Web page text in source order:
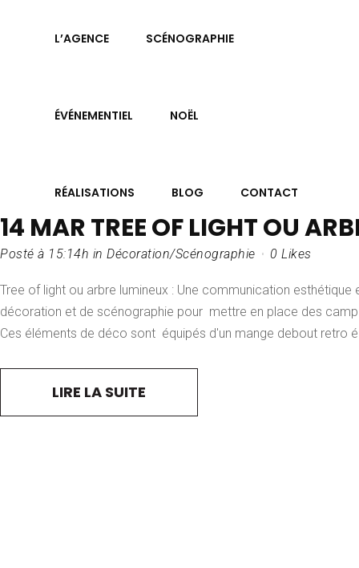
L’AGENCE SCÉNOGRAPHIE
ÉVÉNEMENTIEL NOËL
RÉALISATIONS BLOG CONTACT
14 MARTREE OF LIGHT OU
Posté à 15:14h in Décoration/Scénographie 0 Likes
Tree of light ou arbre lumineux : Une communication
décoration et de scénographie pour mettre en place des
Ces éléments de déco sont équipés d'un mange debout retro
LIRE LA SUITE